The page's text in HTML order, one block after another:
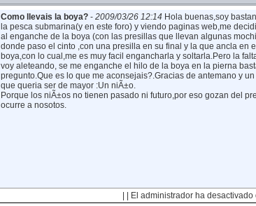
Como llevais la boya?- 2009/03/26 12:14 Hola buenas,soy
la pesca submarina(y en este foro) y viendo paginas web,me
al enganche de la boya (con las presillas que llevan algunas
donde paso el cinto ,con una presilla en su final y la que ancla en
boya,con lo cual,me es muy facil engancharla y soltarla.Pero la
voy aleteando, se me enganche el hilo de la boya en la pierna
pregunto.Que es lo que me aconsejais?.Gracias de antemano y
que queria ser de mayor :Un niÃ±o.
Porque los niÃ±os no tienen pasado ni futuro,por eso gozan del
ocurre a nosotos.
| | El administrador ha